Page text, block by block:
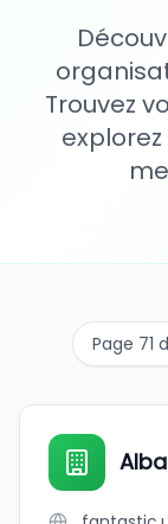
Trouvez
Page 71